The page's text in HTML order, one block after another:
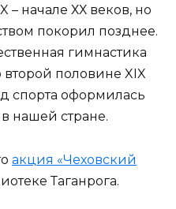
– начале ХХ веков, но
покорил позднее.
гимнастика
второй половине XIX
спорта оформилась
нашей стране.
акция «Чеховский
Таганрога.